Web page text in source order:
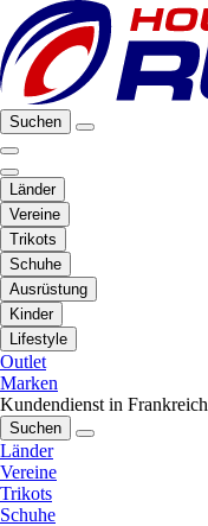
Suchen
Länder
Vereine
Trikots
Schuhe
Ausrüstung
Kinder
Lifestyle
Outlet
Marken
Kundendienst in Frankreich
Suchen
Länder
Vereine
Trikots
Schuhe